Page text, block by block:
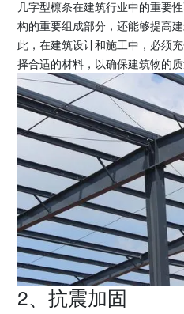
几字型檩条在建筑行业中的重要
构的重要组成部分，还能够提高
此，在建筑设计和施工中，必须
择合适的材料，以确保建筑物的质
2、抗震加固